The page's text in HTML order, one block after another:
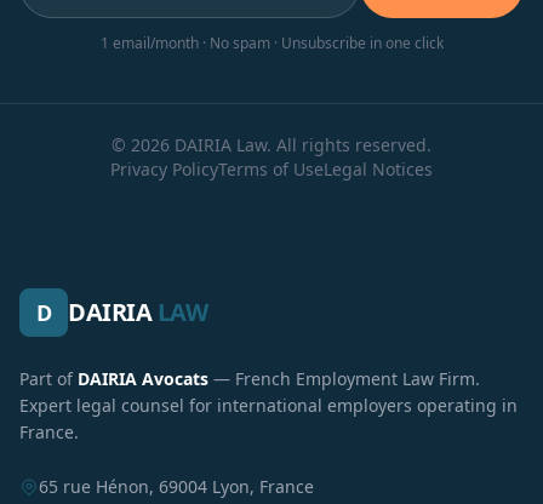
1 email/month · No spam · Unsubscribe in one click
© 2026 DAIRIA Law. All rights reserved.
Privacy PolicyTerms of UseLegal Notices
D DAIRIA LAW
Part of DAIRIA Avocats — French Employment Law Firm.
Expert legal counsel for international employers operating in
France.
65 rue Hénon, 69004 Lyon, France